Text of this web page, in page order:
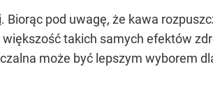
. Biorąc pod uwagę, że kawa
takich samych efektów
może być lepszym wyborem